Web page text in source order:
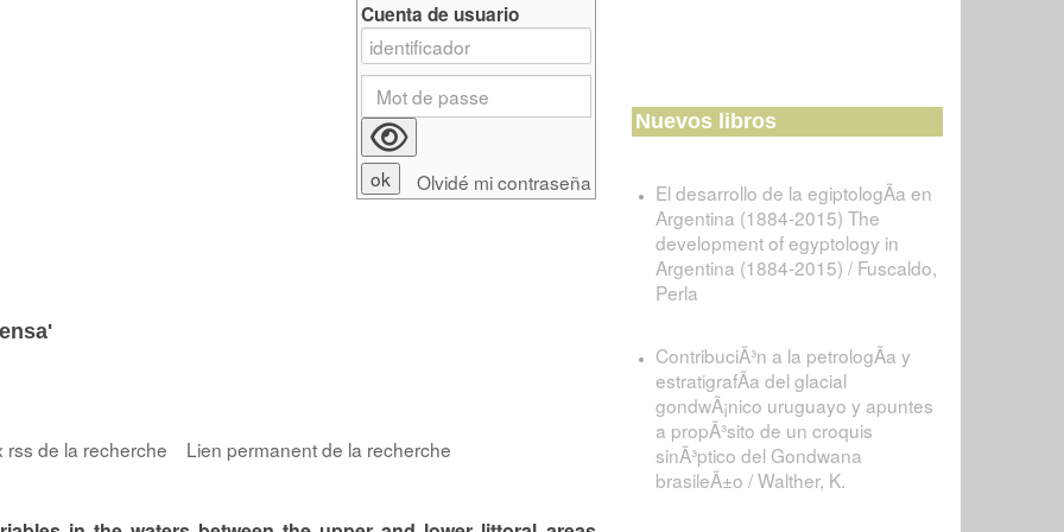
rss de la recherche Lien permanent de la recherche
Cuenta de usuario
Olvidé mi contraseña
Nuevos libros
El desarrollo de la egiptologÃ­a en
Argentina (1884-2015) The
development of egyptology in
Argentina (1884-2015) / Fuscaldo,
Perla
ContribuciÃ³n a la petrologÃ­a y
estratigrafÃ­a del glacial
gondwÃ¡nico uruguayo y apuntes
a propÃ³sito de un croquis
sinÃ³ptico del Gondwana
brasileÃ±o / Walther, K.